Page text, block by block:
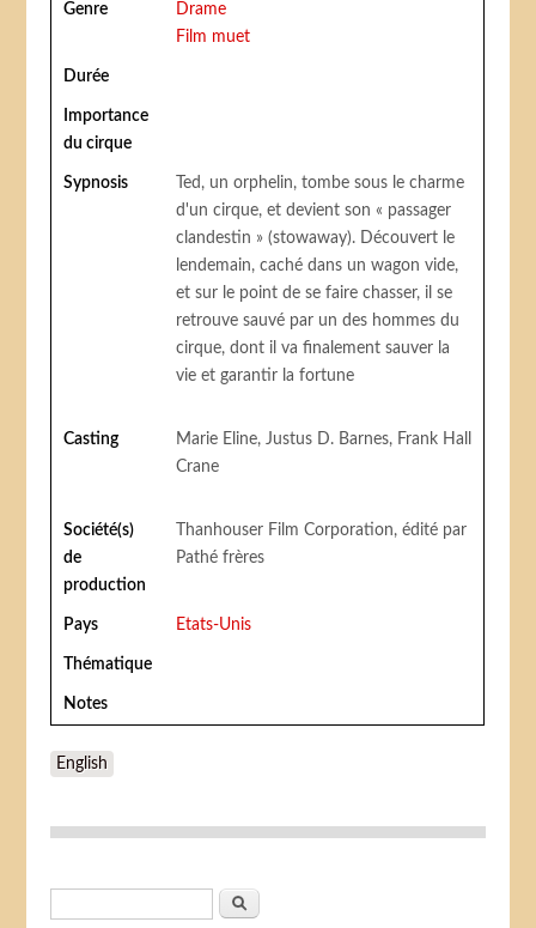
Genre
Drame
Film muet
Durée
Importance
du cirque
Sypnosis
Ted, un orphelin, tombe sous le charme
d'un cirque, et devient son « passager
clandestin » (stowaway). Découvert le
lendemain, caché dans un wagon vide,
et sur le point de se faire chasser, il se
retrouve sauvé par un des hommes du
cirque, dont il va finalement sauver la
vie et garantir la fortune
Casting
Marie Eline, Justus D. Barnes, Frank Hall
Crane
Société(s)
de
production
Thanhouser Film Corporation, édité par
Pathé frères
Pays Etats-Unis
Thématique
Notes
English
Formulaire de recherche
Rechercher